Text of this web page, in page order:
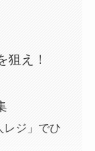
狙え！
レジ」でひ